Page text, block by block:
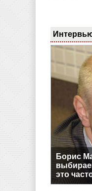
Борис
это